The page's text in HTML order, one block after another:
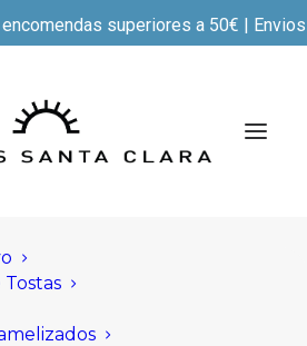
superiores a 50€ |
Tostas